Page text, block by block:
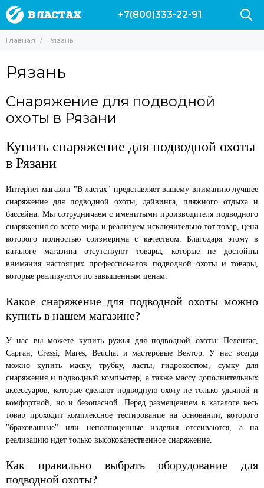
+7(800)333-22-91
Главная Рязань
Рязань
Снаряжение для подводной
охоты в Рязани
Купить снаряжение для подводной охоты
в Рязани
Интернет магазин "В ластах" представляет вашему вниманию лучшее
снаряжение для подводной охоты, дайвинга, пляжного отдыха и
бассейна. Мы сотрудничаем с именитыми производителя подводного
снаряжения со всего мира и реализуем исключительно тот товар, цена
которого полностью соизмерима с качеством. Благодаря этому в
каталоге магазина отсутствуют товары, которые не достойны
внимания настоящих профессионалов подводной охоты и товары,
которые реализуются по завышенным ценам.
Какое снаряжение для подводной охоты можно
купить в нашем магазине?
У нас вы можете купить ружья для подводной охоты: Пеленгас,
Сарган, Cressi, Mares, Beuchat и мастеровые Вектор. У нас всегда
можно купить маску, трубку, ласты, гидрокостюм, сумку для
снаряжения и подводный компьютер, а также массу дополнительных
аксессуаров, которые сделают подводную охоту не только удачной и
комфортной, но и безопасной. Перед размещением в каталоге весь
товар проходит комплексное тестирование на основании, которого
"бракованные" или неполноценные изделия отсеиваются, а на
реализацию идет только высококачественное снаряжение.
Как правильно выбрать оборудование для
подводной охоты?